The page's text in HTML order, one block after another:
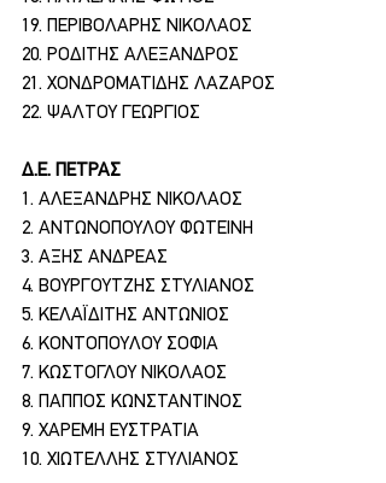
19. ΠΕΡΙΒΟΛΑΡΗΣ ΝΙΚΟΛΑΟΣ
20. ΡΟΔΙΤΗΣ ΑΛΕΞΑΝΔΡΟΣ
21. ΧΟΝΔΡΟΜΑΤΙΔΗΣ ΛΑΖΑΡΟΣ
22. ΨΑΛΤΟΥ ΓΕΩΡΓΙΟΣ
Δ.Ε. ΠΕΤΡΑΣ
1. ΑΛΕΞΑΝΔΡΗΣ ΝΙΚΟΛΑΟΣ
2. ΑΝΤΩΝΟΠΟΥΛΟΥ ΦΩΤΕΙΝΗ
3. ΑΞΗΣ ΑΝΔΡΕΑΣ
4. ΒΟΥΡΓΟΥΤΖΗΣ ΣΤΥΛΙΑΝΟΣ
5. ΚΕΛΑΪΔΙΤΗΣ ΑΝΤΩΝΙΟΣ
6. ΚΟΝΤΟΠΟΥΛΟΥ ΣΟΦΙΑ
7. ΚΩΣΤΟΓΛΟΥ ΝΙΚΟΛΑΟΣ
8. ΠΑΠΠΟΣ ΚΩΝΣΤΑΝΤΙΝΟΣ
9. ΧΑΡΕΜΗ ΕΥΣΤΡΑΤΙΑ
10. ΧΙΩΤΕΛΛΗΣ ΣΤΥΛΙΑΝΟΣ